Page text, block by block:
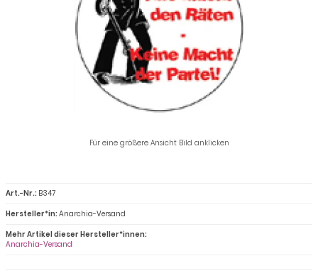
Für eine größere Ansicht Bild anklicken
Art.-Nr.: B347
Hersteller*in:Anarchia-Versand
Mehr Artikel dieser Hersteller*innen:
Anarchia-Versand